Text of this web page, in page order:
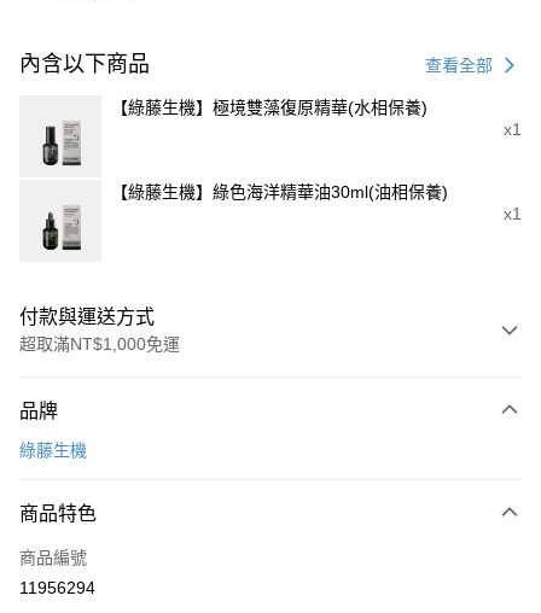
內含以下商品 查看全部
【綠藤生機】極境雙藻復原精華(水相保養)
x1
【綠藤生機】綠色海洋精華油30ml(油相保養)
x1
付款與運送方式
超取滿NT$1,000免運
信用卡一次付款
6 期 0 利率 每期
合作金庫商業銀行
上海商業儲蓄銀行
LINE Pay
Apple Pay
品牌
綠藤生機
商品特色
商品編號
11956294